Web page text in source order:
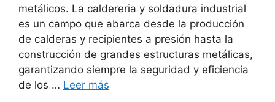
metálicos. La caldereria y soldadura industrial
es un campo que abarca desde la producción
de calderas y recipientes a presión hasta la
construcción de grandes estructuras metálicas,
garantizando siempre la seguridad y eficiencia
de los … Leer más